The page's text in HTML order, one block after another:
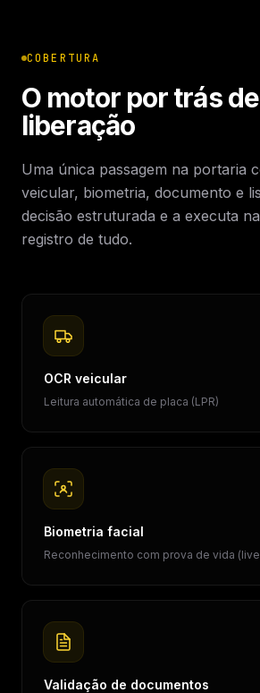
COBERTURA
O motor por trás
liberação
Uma única passagem na portaria
veicular, biometria, documento e
decisão estruturada e a executa
registro de tudo.
OCR veicular
Leitura automática de placa (LPR)
Biometria facial
Reconhecimento com prova de vida
Validação de documentos